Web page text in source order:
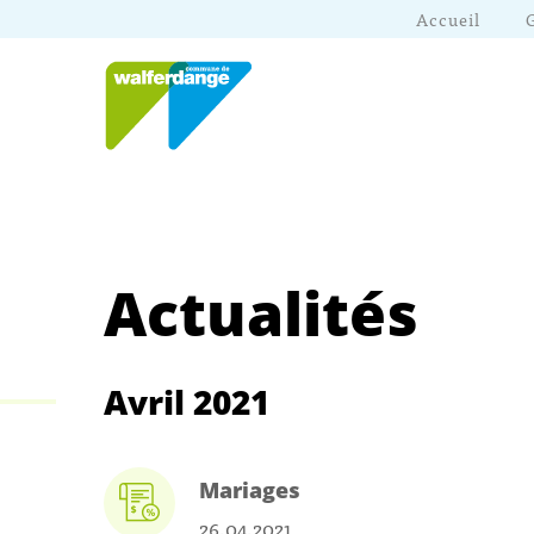
Accueil
Actualités
Avril 2021
Mariages